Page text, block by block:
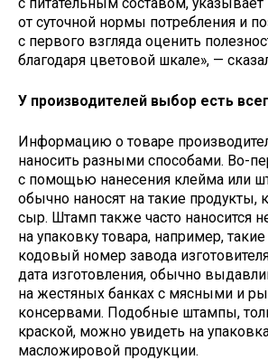
от суточной нормы потребления и
с первого взгляда оценить
благодаря цветовой шкале», —
У производителей выбор есть
Информацию о товаре
наносить разными способами. Во-
с помощью нанесения клейма или
обычно наносят на такие продукты,
сыр. Штамп также часто наносится
на упаковку товара, например,
кодовый номер завода
дата изготовления, обычно
на жестяных банках с мясными и
консервами. Подобные штампы,
краской, можно увидеть на
масложировой продукции.